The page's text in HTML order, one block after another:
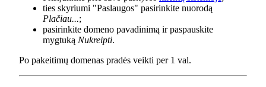
ties skyriumi "Paslaugos" pasirinkite nuorodą
Plačiau...;
pasirinkite domeno pavadinimą ir paspauskite
mygtuką Nukreipti.
Po pakeitimų domenas pradės veikti per 1 val.